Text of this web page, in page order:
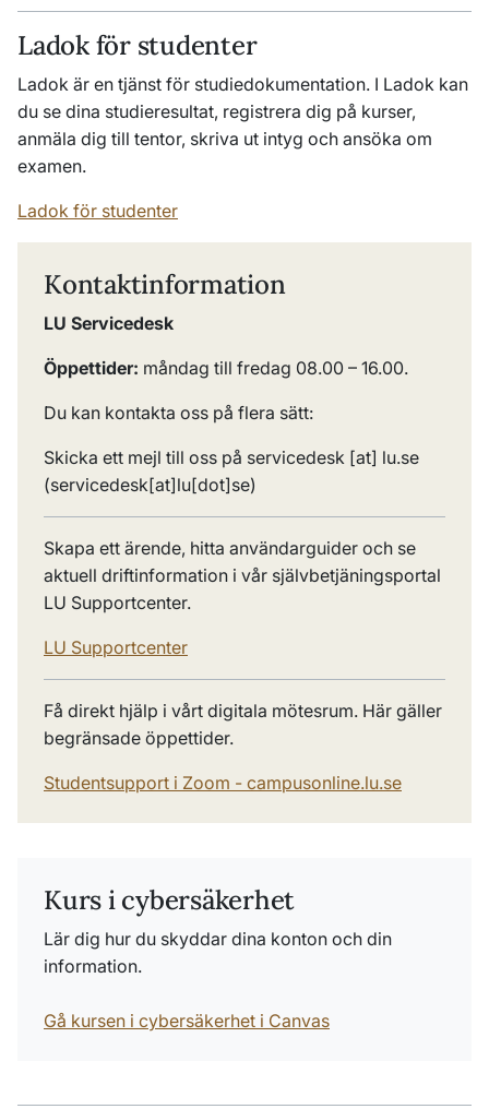
Ladok för studenter
Ladok är en tjänst för studiedokumentation. I Ladok kan
du se dina studieresultat, registrera dig på kurser,
anmäla dig till tentor, skriva ut intyg och ansöka om
examen.
Ladok för studenter
Kontaktinformation
LU Servicedesk
Öppettider: måndag till fredag 08.00 – 16.00.
Du kan kontakta oss på flera sätt:
Skicka ett mejl till oss på servicedesk [at] lu.se
(servicedesk[at]lu[dot]se)
Skapa ett ärende, hitta användarguider och se
aktuell driftinformation i vår självbetjäningsportal
LU Supportcenter.
LU Supportcenter
Få direkt hjälp i vårt digitala mötesrum. Här gäller
begränsade öppettider.
Studentsupport i Zoom - campusonline.lu.se
Kurs i cybersäkerhet
Lär dig hur du skyddar dina konton och din
information.
Gå kursen i cybersäkerhet i Canvas